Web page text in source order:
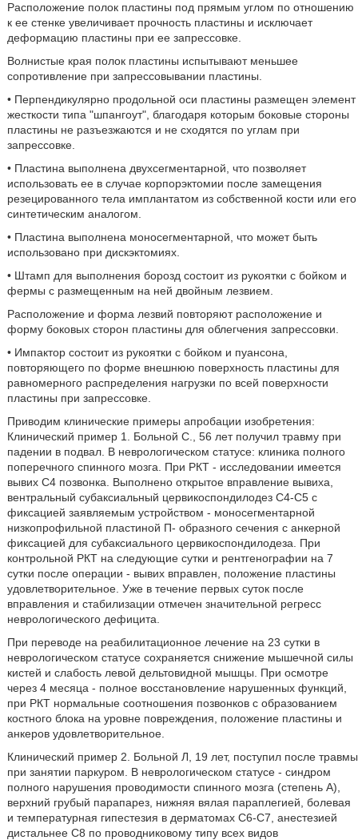
Расположение полок пластины под прямым углом по отношению
к ее стенке увеличивает прочность пластины и исключает
деформацию пластины при ее запрессовке.
Волнистые края полок пластины испытывают меньшее
сопротивление при запрессовывании пластины.
• Перпендикулярно продольной оси пластины размещен элемент
жесткости типа "шпангоут", благодаря которым боковые стороны
пластины не разъезжаются и не сходятся по углам при
запрессовке.
• Пластина выполнена двухсегментарной, что позволяет
использовать ее в случае корпорэктомии после замещения
резецированного тела имплантатом из собственной кости или его
синтетическим аналогом.
• Пластина выполнена моносегментарной, что может быть
использовано при дискэктомиях.
• Штамп для выполнения борозд состоит из рукоятки с бойком и
фермы с размещенным на ней двойным лезвием.
Расположение и форма лезвий повторяют расположение и
форму боковых сторон пластины для облегчения запрессовки.
• Импактор состоит из рукоятки с бойком и пуансона,
повторяющего по форме внешнюю поверхность пластины для
равномерного распределения нагрузки по всей поверхности
пластины при запрессовке.
Приводим клинические примеры апробации изобретения:
Клинический пример 1. Больной С., 56 лет получил травму при
падении в подвал. В неврологическом статусе: клиника полного
поперечного спинного мозга. При РКТ - исследовании имеется
вывих С4 позвонка. Выполнено открытое вправление вывиха,
вентральный субаксиальный цервикоспондилодез С4-С5 с
фиксацией заявляемым устройством - моносегментарной
низкопрофильной пластиной П- образного сечения с анкерной
фиксацией для субаксиального цервикоспондилодеза. При
контрольной РКТ на следующие сутки и рентгенографии на 7
сутки после операции - вывих вправлен, положение пластины
удовлетворительное. Уже в течение первых суток после
вправления и стабилизации отмечен значительной регресс
неврологического дефицита.
При переводе на реабилитационное лечение на 23 сутки в
неврологическом статусе сохраняется снижение мышечной силы
кистей и слабость левой дельтовидной мышцы. При осмотре
через 4 месяца - полное восстановление нарушенных функций,
при РКТ нормальные соотношения позвонков с образованием
костного блока на уровне повреждения, положение пластины и
анкеров удовлетворительное.
Клинический пример 2. Больной Л, 19 лет, поступил после травмы
при занятии паркуром. В неврологическом статусе - синдром
полного нарушения проводимости спинного мозга (степень А),
верхний грубый парапарез, нижняя вялая параплегией, болевая
и температурная гипестезия в дерматомах С6-С7, анестезией
дистальнее С8 по проводниковому типу всех видов